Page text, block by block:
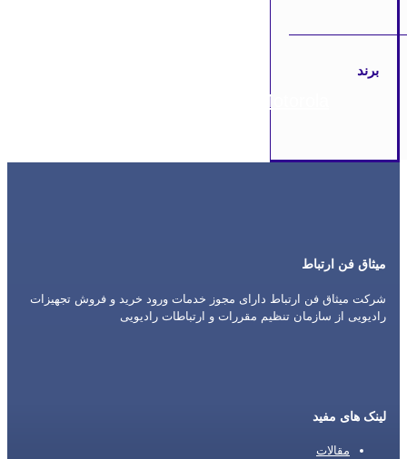
برند
Motorola
میثاق فن ارتباط
شرکت میثاق فن ارتباط دارای مجوز خدمات ورود خرید و فروش تجهیزات
رادیویی از سازمان تنظیم مقررات و ارتباطات رادیویی
لینک های مفید
مقالات